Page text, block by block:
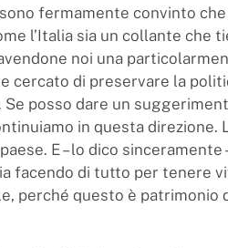
fermamente convinto
l’Italia sia un collante che
noi una
cercato di preservare la
posso dare un
in questa direzione.
E – lo dico sinceramente
facendo di tutto per tenere
perché questo è patrimonio